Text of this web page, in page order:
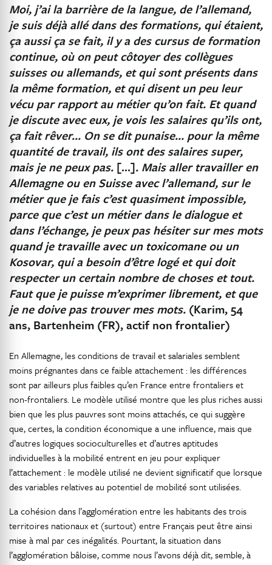
Moi, j’ai la barrière de la langue, de l’allemand,
je suis déjà allé dans des formations, qui étaient,
ça aussi ça se fait, il y a des cursus de formation
continue, où on peut côtoyer des collègues
suisses ou allemands, et qui sont présents dans
la même formation, et qui disent un peu leur
vécu par rapport au métier qu’on fait. Et quand
je discute avec eux, je vois les salaires qu’ils ont,
ça fait rêver… On se dit punaise… pour la même
quantité de travail, ils ont des salaires super,
mais je ne peux pas. […]. Mais aller travailler en
Allemagne ou en Suisse avec l’allemand, sur le
métier que je fais c’est quasiment impossible,
parce que c’est un métier dans le dialogue et
dans l’échange, je peux pas hésiter sur mes mots
quand je travaille avec un toxicomane ou un
Kosovar, qui a besoin d’être logé et qui doit
respecter un certain nombre de choses et tout.
Faut que je puisse m’exprimer librement, et que
je ne doive pas trouver mes mots. (Karim, 54
ans, Bartenheim (FR), actif non frontalier)
En Allemagne, les conditions de travail et salariales semblent
moins prégnantes dans ce faible attachement : les différences
sont par ailleurs plus faibles qu’en France entre frontaliers et
non-frontaliers. Le modèle utilisé montre que les plus riches aussi
bien que les plus pauvres sont moins attachés, ce qui suggère
que, certes, la condition économique a une influence, mais que
d’autres logiques socioculturelles et d’autres aptitudes
individuelles à la mobilité entrent en jeu pour expliquer
l’attachement : le modèle utilisé ne devient significatif que lorsque
des variables relatives au potentiel de mobilité sont utilisées.
La cohésion dans l’agglomération entre les habitants des trois
territoires nationaux et (surtout) entre Français peut être ainsi
mise à mal par ces inégalités. Pourtant, la situation dans
l’agglomération bâloise, comme nous l’avons déjà dit, semble, à